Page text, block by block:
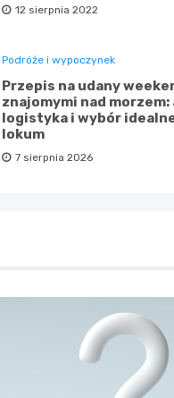
12 sierpnia 2022
Podróże i wypoczynek
Przepis na udany
znajomymi nad
logistyka i wybór
lokum
7 sierpnia 2026